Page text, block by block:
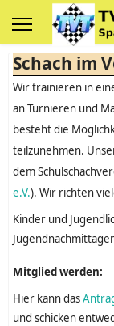
Schach im
Wir trainieren in
an Turnieren und
besteht die
teilzunehmen.
dem
e.V.). Wir richten
Kinder und
Mitglied werden:
Hier kann das
und schicken